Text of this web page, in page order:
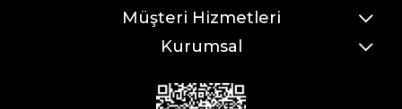
Müşteri Hizmetleri
Kurumsal